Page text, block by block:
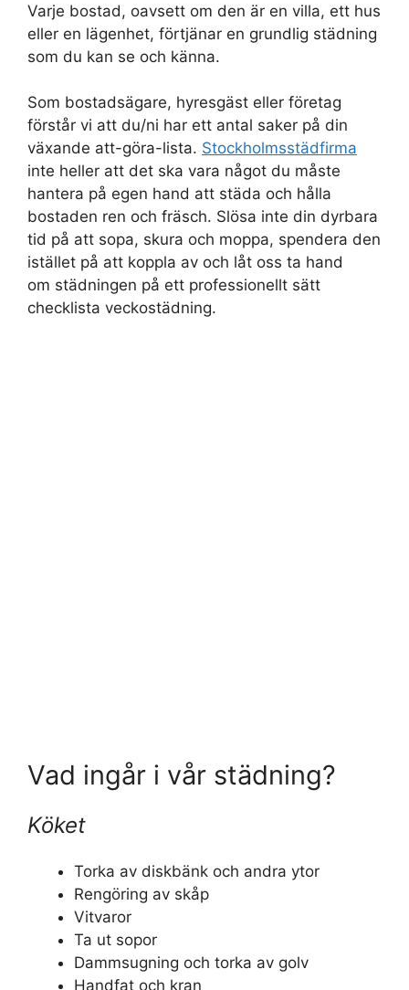
Varje bostad, oavsett om den är en villa, ett hus
eller en lägenhet, förtjänar en grundlig städning
som du kan se och känna.
Som bostadsägare, hyresgäst eller företag
förstår vi att du/ni har ett antal saker på din
växande att-göra-lista. Stockholmsstädfirma
inte heller att det ska vara något du måste
hantera på egen hand att städa och hålla
bostaden ren och fräsch. Slösa inte din dyrbara
tid på att sopa, skura och moppa, spendera den
istället på att koppla av och låt oss ta hand
om städningen på ett professionellt sätt
checklista veckostädning.
Vad ingår i vår städning?
Köket
Torka av diskbänk och andra ytor
Rengöring av skåp
Vitvaror
Ta ut sopor
Dammsugning och torka av golv
Handfat och kran